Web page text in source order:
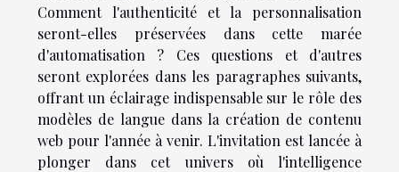
Comment l'authenticité et la personnalisation
seront-elles préservées dans cette marée
d'automatisation ? Ces questions et d'autres
seront explorées dans les paragraphes suivants,
offrant un éclairage indispensable sur le rôle des
modèles de langue dans la création de contenu
web pour l'année à venir. L'invitation est lancée à
plonger dans cet univers où l'intelligence